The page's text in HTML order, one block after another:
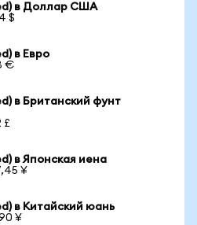
в Доллар США
$
в Евро
€
в Британский фунт
£
в Японская иена
¥
в Китайский юань
¥